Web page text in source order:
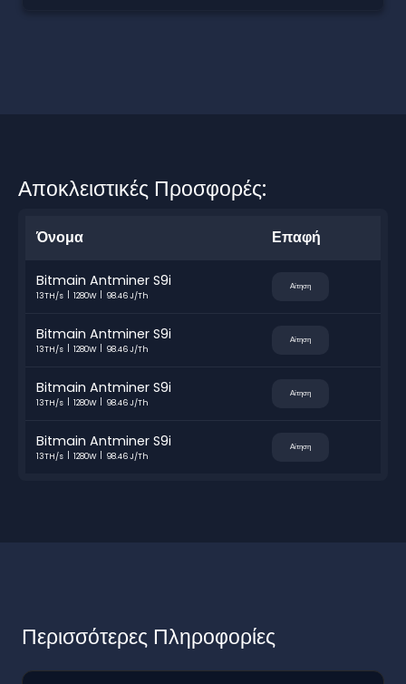
Αποκλειστικές Προσφορές:
Όνομα Επαφή
Bitmain Antminer S9i
13TH/s 1280W 98.46 J/Th
Αίτηση
Bitmain Antminer S9i
13TH/s 1280W 98.46 J/Th
Αίτηση
Bitmain Antminer S9i
13TH/s 1280W 98.46 J/Th
Αίτηση
Bitmain Antminer S9i
13TH/s 1280W 98.46 J/Th
Αίτηση
Περισσότερες Πληροφορίες